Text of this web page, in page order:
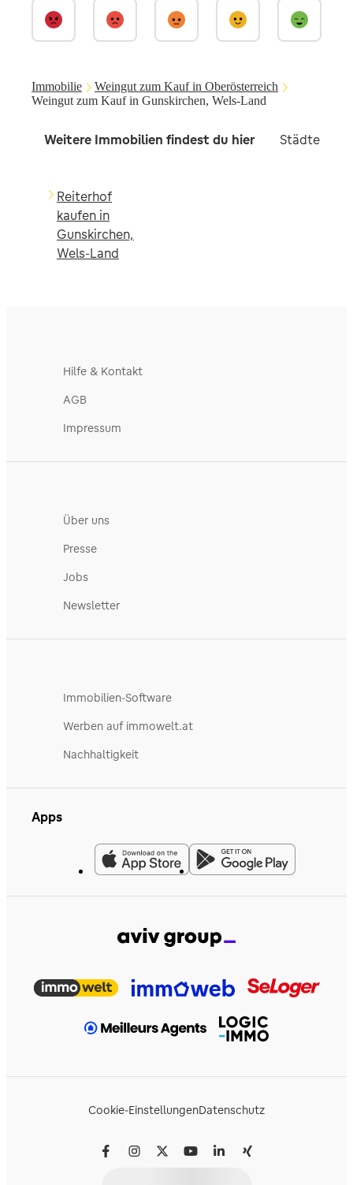
Immobilie
Weingut zum Kauf in Oberösterreich
Weingut zum Kauf in Gunskirchen, Wels-Land
Weitere Immobilien findest du hier Städte in
Reiterhof
kaufen in
Gunskirchen,
Wels-Land
Hilfe & Kontakt
AGB
Impressum
Über uns
Presse
Jobs
Newsletter
Immobilien-Software
Werben auf immowelt.at
Nachhaltigkeit
Apps
Cookie-EinstellungenDatenschutz